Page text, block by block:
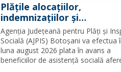
Plățile alocațiilor,
indemnizațiilor și
stimulentelor, efectuate
devreme în luna august
Agenția Județeană pentru Plăți și
Socială (AJPIS) Botoșani va efectua
luna august 2026 plata în avans a
beneficiilor de asistență socială